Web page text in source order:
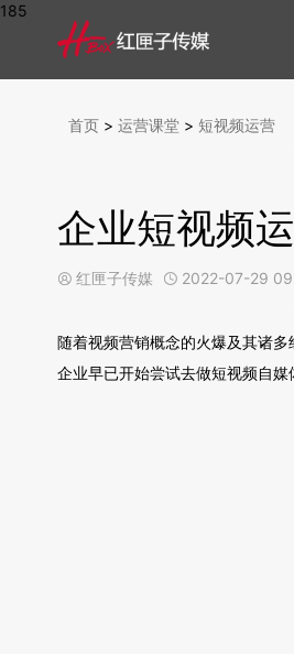
185
首页 > 运营课堂 > 短视频运营
企业短视频
 红匣子传媒  2022-07-29
随着视频营销概念的火爆及其诸
企业早已开始尝试去做短视频自